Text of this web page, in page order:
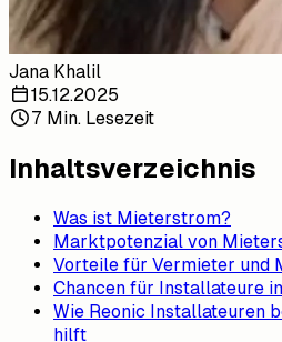
Jana Khalil
15.12.2025
7 Min. Lesezeit
Inhaltsverzeichnis
Was ist Mieterstrom?
Marktpotenzial von
Vorteile für Vermieter und
Chancen für Installateure
Wie Reonic Installateuren
hilft